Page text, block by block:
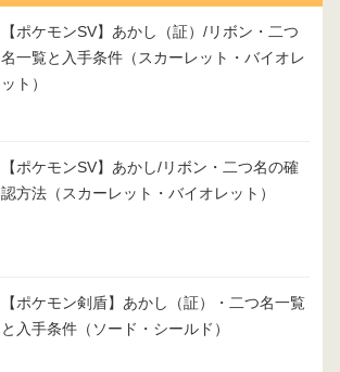
【ポケモンSV】あかし（証）/リボン・二つ
名一覧と入手条件（スカーレット・バイオレ
ット）
【ポケモンSV】あかし/リボン・二つ名の確
認方法（スカーレット・バイオレット）
【ポケモン剣盾】あかし（証）・二つ名一覧
と入手条件（ソード・シールド）